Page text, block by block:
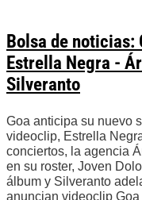
Bolsa de noticias:
Estrella Negra -
Silveranto
Goa anticipa su nuevo
videoclip, Estrella
conciertos, la agencia
en su roster, Joven
álbum y Silveranto
anuncian videoclip